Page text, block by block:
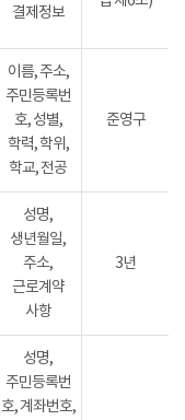
결제정보
이름, 주소,
주민등록번
호, 성별,
학력, 학위,
학교, 전공
준영구
성명,
생년월일,
주소,
근로계약
사항
3년
성명,
주민등록번
호, 계좌번호,